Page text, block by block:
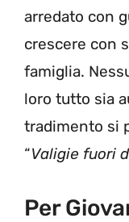
arredato con
crescere con
famiglia.
loro tutto sia
tradimento si
“Valigie fuori
Per